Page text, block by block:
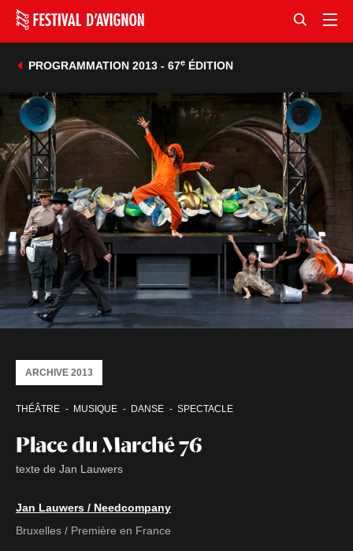
PROGRAMMATION 2013 - 67eÉDITION
Place du Marché 76
texte de Jan Lauwers
THÉÂTRE MUSIQUE DANSE SPECTACLE
ARCHIVE 2013
Jan Lauwers / Needcompany
Bruxelles / Première en France